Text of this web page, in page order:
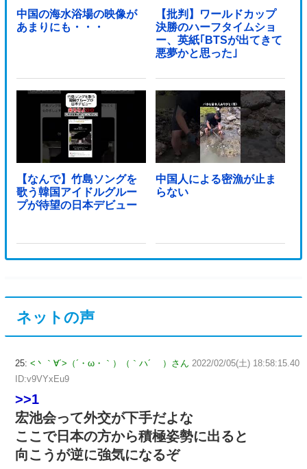
中国の海水浴場の映像が
あまりにも・・・
【批判】ワールドカップ
決勝のハーフタイムショ
ー、英紙｢BTSが出てきて
悪夢かと思った｣
【なんで】竹島ソングを
歌う韓国アイドルグルー
プが待望の日本デビュー
中国人による密漁が止ま
らない
ネットの声
25: <丶｀∀´>（´・ω・｀）（｀ハ´ ）さん 2022/02/05(土) 18:58:15.40
ID:v9VYxEu9
>>1
宏池会って外交が下手だよな
ここで日本の方から積極姿勢に出ると
向こうが逆に強気になるぞ